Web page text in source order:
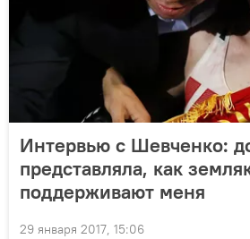
Интервью с Шевченко:
представляла, как
поддерживают меня
29 января 2017, 15:06